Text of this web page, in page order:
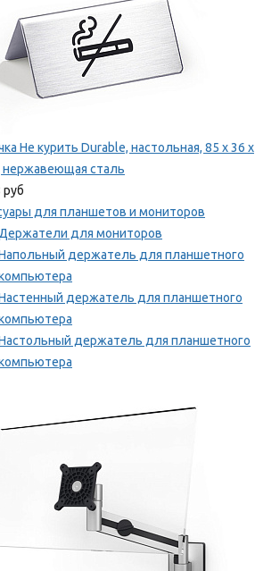
Не курить Durable, настольная, 85 x 36 x
нержавеющая сталь
руб
для планшетов и мониторов
Держатели для мониторов
держатель для планшетного
держатель для планшетного
держатель для планшетного